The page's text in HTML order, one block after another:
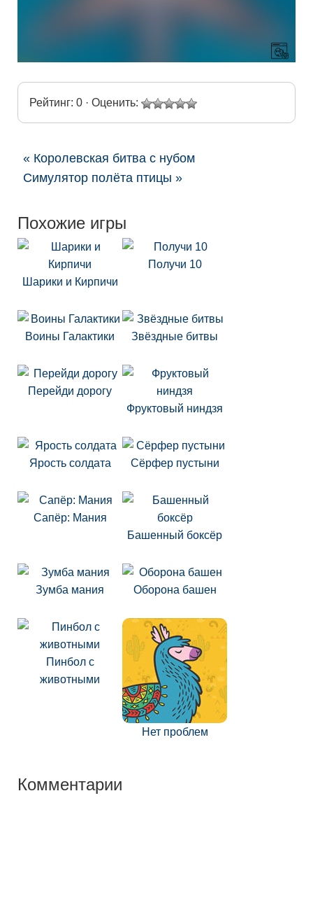
Рейтинг: 0 · Оценить:
« Королевская битва с нубом
Симулятор полёта птицы »
Похожие игры
Шарики и Кирпичи
Получи 10
Воины Галактики Звёздные битвы
Перейди дорогу
Фруктовый ниндзя
Ярость солдата Сёрфер пустыни
Сапёр: Мания
Башенный боксёр
Зумба мания Оборона башен
Пинбол с
животными
Нет проблем
Комментарии